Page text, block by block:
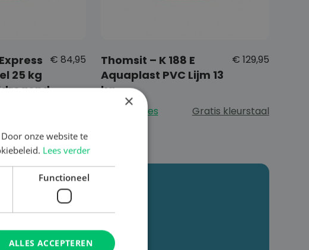
25 kg
€ 84,95
Thomsit – K 188 E
Aquaplast PVC Lijm 13
kg
€ 129,95
Bekijk opties Gratis kleurstaal
Hub
×
onze website te
Lees verder
Functioneel
ALLES ACCEPTEREN